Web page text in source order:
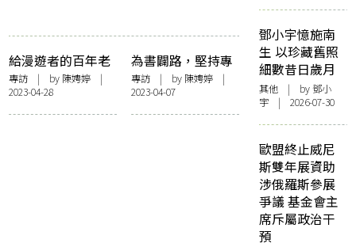
給漫遊者的百年老
宅書店——專訪郭
怡美書店郭重興與
趙偉仁
專訪 | by 陳娉婷 |
2023-04-28
為書闢路，堅持專
業與廣度——專訪
Openbook閱讀誌
總編周月英
專訪| by 陳娉婷|
2023-04-07
鄧小宇憶施南
生 以珍藏舊照
細數昔日歲月
其他 | by 鄧小
宇 | 2026-07-30
歐盟終止威尼
斯雙年展資助
涉俄羅斯參展
爭議 基金會主
席斥屬政治干
預